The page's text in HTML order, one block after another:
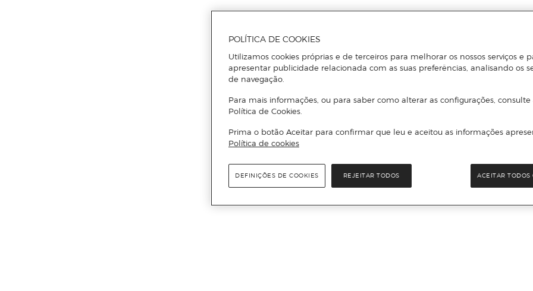
POLÍTICA DE COOKIES
Utilizamos cookies próprias e de terceiros para melhorar os nossos serviços e
apresentar publicidade relacionada com as suas preferências, analisando os
de navegação.
Para mais informações, ou para saber como alterar as configurações, consulte
Política de Cookies.
Prima o botão Aceitar para confirmar que leu e aceitou as informações
Política de cookies
REJEITAR TODOS ACEITAR TODOS
DEFINIÇÕES DE COOKIES